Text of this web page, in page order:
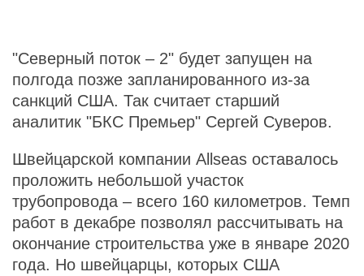
"Северный поток – 2" будет запущен на
полгода позже запланированного из-за
санкций США. Так считает старший
аналитик "БКС Премьер" Сергей Суверов.
Швейцарской компании Allseas оставалось
проложить небольшой участок
трубопровода – всего 160 километров. Темп
работ в декабре позволял рассчитывать на
окончание строительства уже в январе 2020
года. Но швейцарцы, которых США